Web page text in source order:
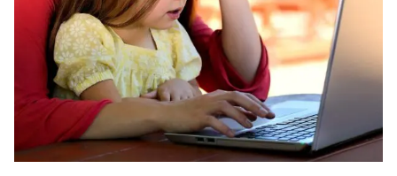
ENPH（エンフェーズエナジー）のQ4
決算
RCL（ロイヤル・カリビアン・クルー
ズ）のQ4決算